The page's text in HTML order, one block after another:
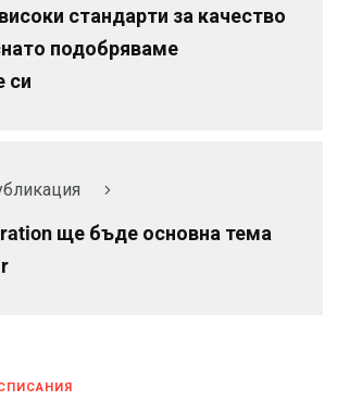
стандарти за качество
подобряваме
си
ще бъде основна тема